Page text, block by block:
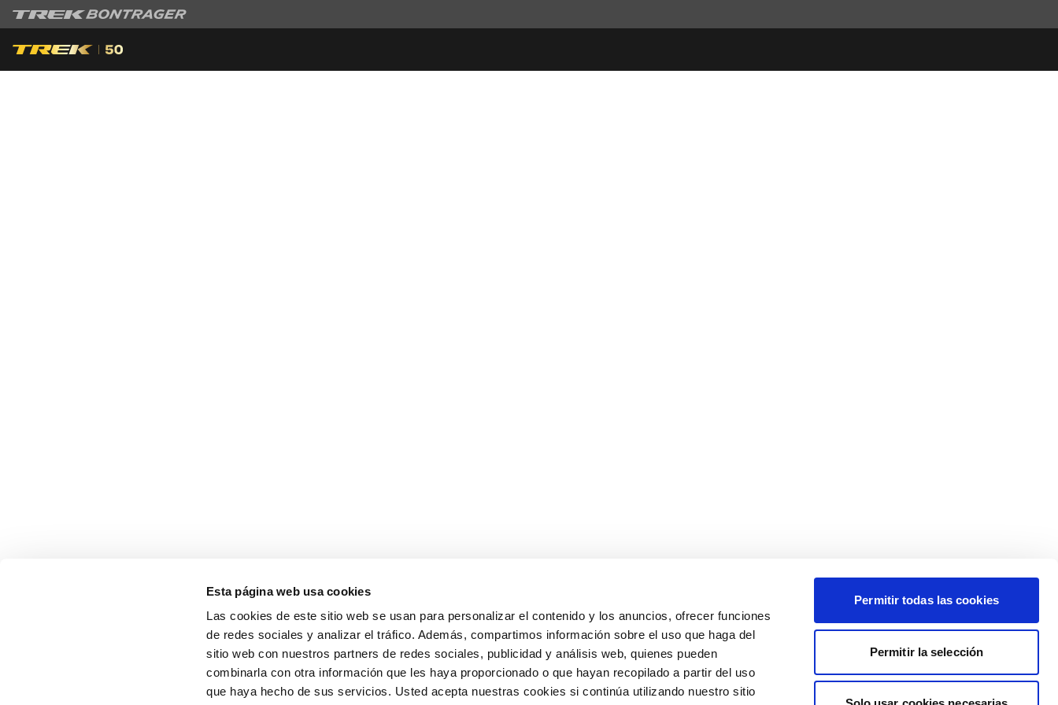
Esta página web usa cookies
Las cookies de este sitio web se usan para personalizar el contenido y los anuncios, ofrecer funciones
de redes sociales y analizar el tráfico. Además, compartimos información sobre el uso que haga del
sitio web con nuestros partners de redes sociales, publicidad y análisis web, quienes pueden
combinarla con otra información que les haya proporcionado o que hayan recopilado a partir del uso
que haya hecho de sus servicios. Usted acepta nuestras cookies si continúa utilizando nuestro sitio
Permitir todas las cookies
Permitir la selección